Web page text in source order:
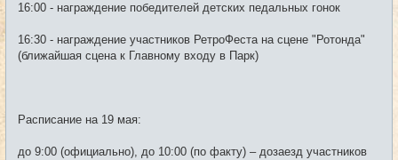
16:00 - награждение победителей детских педальных гонок
16:30 - награждение участников РетроФеста на сцене "Ротонда"
(ближайшая сцена к Главному входу в Парк)
Расписание на 19 мая:
до 9:00 (официально), до 10:00 (по факту) – дозаезд участников